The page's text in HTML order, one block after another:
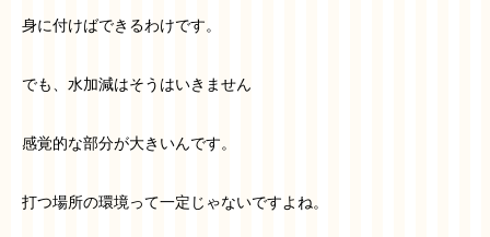
身に付けばできるわけです。
でも、水加減はそうはいきません
感覚的な部分が大きいんです。
打つ場所の環境って一定じゃないですよね。